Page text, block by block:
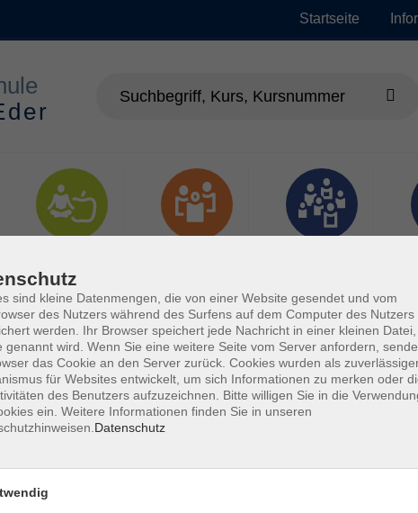
Startseite
Barrierefreiheit Widerruf
sind kleine Datenmengen, die von einer Website gesendet und vom
des Nutzers während des Surfens auf dem Computer des Nutzers
werden. Ihr Browser speichert jede Nachricht in einer kleinen Datei,
genannt wird. Wenn Sie eine weitere Seite vom Server anfordern,
das Cookie an den Server zurück. Cookies wurden als
für Websites entwickelt, um sich Informationen zu merken oder
des Benutzers aufzuzeichnen. Bitte willigen Sie in die
ein. Weitere Informationen finden Sie in unseren
Datenschutz